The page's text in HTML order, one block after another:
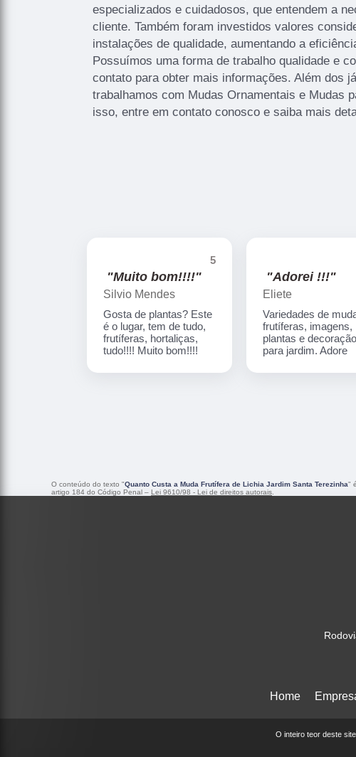
especializados e cuidadosos, que entendem a
cliente. Também foram investidos valores
instalações de qualidade, aumentando a
Possuímos uma forma de trabalho qualidade e
contato para obter mais informações. Além dos
trabalhamos com Mudas Ornamentais e Mudas
isso, entre em contato conosco e saiba mais
5
"Muito bom!!!!"
Silvio Mendes
Gosta de plantas? Este
é o lugar, tem de tudo,
frutíferas, hortaliças,
tudo!!!! Muito bom!!!!
"Adorei !!!"
Eliete
Variedades de
frutíferas, imagens,
plantas e decoração
para jardim. Adore
O conteúdo do texto "Quanto Custa a Muda Frutífera de Lichia Jardim Santa Terezinha"
artigo 184 do Código Penal – Lei 9610/98 - Lei de direitos autorais
Home
O inteiro teor deste